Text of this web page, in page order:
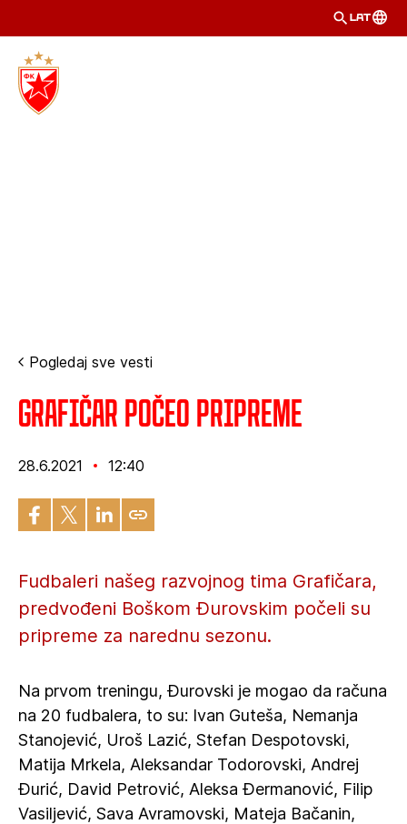
LAT
Pogledaj sve vesti
Grafičar počeo pripreme
28.6.2021 12:40
Fudbaleri našeg razvojnog tima Grafičara,
predvođeni Boškom Đurovskim počeli su
pripreme za narednu sezonu.
Na prvom treningu, Đurovski je mogao da računa
na 20 fudbalera, to su: Ivan Guteša, Nemanja
Stanojević, Uroš Lazić, Stefan Despotovski,
Matija Mrkela, Aleksandar Todorovski, Andrej
Đurić, David Petrović, Aleksa Đermanović, Filip
Vasiljević, Sava Avramovski, Mateja Bačanin,